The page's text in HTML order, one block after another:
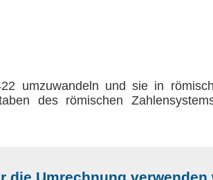
umzuwandeln und sie in
des römischen